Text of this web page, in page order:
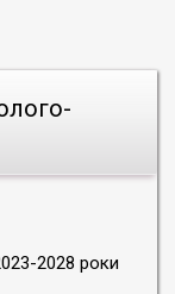
2028 роки